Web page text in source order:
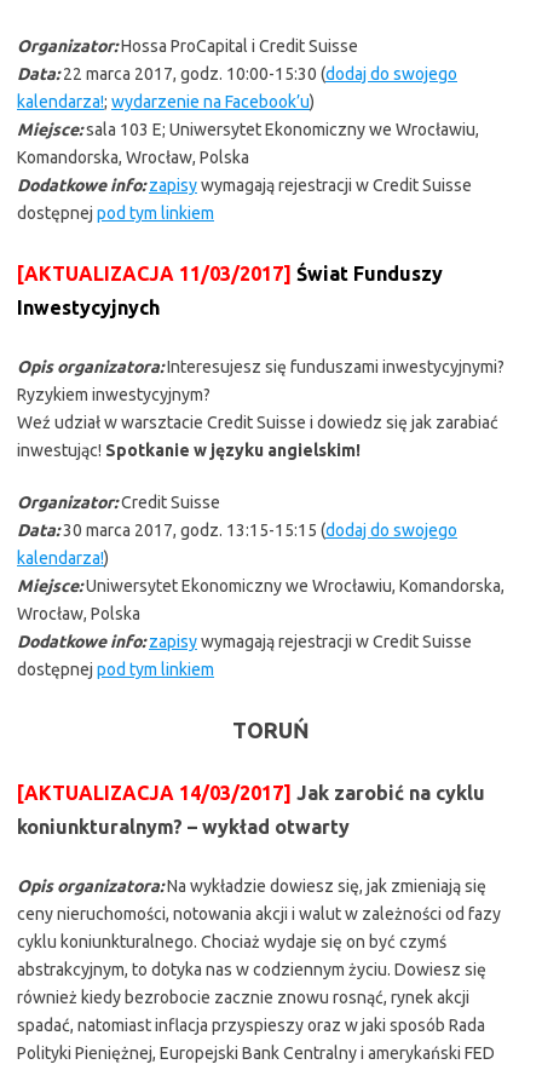
Organizator:Hossa ProCapital i Credit Suisse
Data:22 marca 2017, godz. 10:00-15:30 (dodaj do swojego
kalendarza!; wydarzenie na Facebook’u)
Miejsce:sala 103 E; Uniwersytet Ekonomiczny we Wrocławiu,
Komandorska, Wrocław, Polska
Dodatkowe info:zapisywymagają rejestracji w Credit Suisse
dostępnej pod tym linkiem
[AKTUALIZACJA 11/03/2017] Świat Funduszy
Inwestycyjnych
Opis organizatora:Interesujesz się funduszami inwestycyjnymi?
Ryzykiem inwestycyjnym?
Weź udział w warsztacie Credit Suisse i dowiedz się jak zarabiać
inwestując! Spotkanie w języku angielskim!
Organizator:Credit Suisse
Data:30 marca 2017, godz. 13:15-15:15 (dodaj do swojego
kalendarza!)
Miejsce:Uniwersytet Ekonomiczny we Wrocławiu, Komandorska,
Wrocław, Polska
Dodatkowe info:zapisywymagają rejestracji w Credit Suisse
dostępnej pod tym linkiem
TORUŃ
[AKTUALIZACJA 14/03/2017] Jak zarobić na cyklu
koniunkturalnym? – wykład otwarty
Opis organizatora:Na wykładzie dowiesz się, jak zmieniają się
ceny nieruchomości, notowania akcji i walut w zależności od fazy
cyklu koniunkturalnego. Chociaż wydaje się on być czymś
abstrakcyjnym, to dotyka nas w codziennym życiu. Dowiesz się
również kiedy bezrobocie zacznie znowu rosnąć, rynek akcji
spadać, natomiast inflacja przyspieszy oraz w jaki sposób Rada
Polityki Pieniężnej, Europejski Bank Centralny i amerykański FED